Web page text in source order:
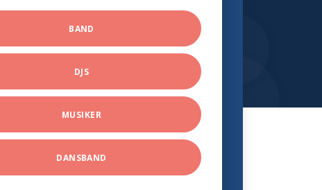
BAND
DJS
MUSIKER
DANSBAND